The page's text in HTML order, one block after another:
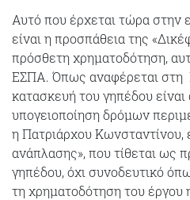
Αυτό που έρχεται τώρα
είναι η προσπάθεια της
πρόσθετη χρηματοδότηση,
ΕΣΠΑ. Όπως αναφέρεται στη
κατασκευή του γηπέδου είναι
υπογειοποίηση δρόμων
η Πατριάρχου Κωνσταντίνου,
ανάπλασης», που τίθεται ως
γηπέδου, όχι συνοδευτικό
τη χρηματοδότηση του έργου